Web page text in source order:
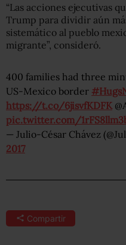
“Las acciones ejecutivas
Trump para dividir aún
sistemático al pueblo
migrante”, consideró.
400 families had three
US-Mexico border
https://t.co/6jisvfKDFK
pic.twitter.com/
— Julio-César Chávez
2017
Compartir